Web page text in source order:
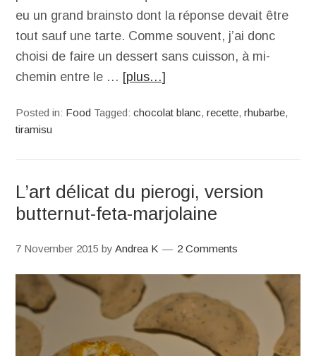
eu un grand brainsto dont la réponse devait être
tout sauf une tarte. Comme souvent, j’ai donc
choisi de faire un dessert sans cuisson, à mi-
chemin entre le … [plus…]
Posted in: Food Tagged:chocolat blanc,recette,rhubarbe,
tiramisu
L’art délicat du pierogi, version
butternut-feta-marjolaine
7 November 2015 byAndrea K 2 Comments